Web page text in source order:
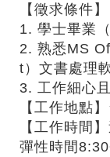
【徵求條件】
1. 學士畢業
2. 熟悉MS
t）文書處理軟
3. 工作細心
【工作地點
【工作時間
彈性時間